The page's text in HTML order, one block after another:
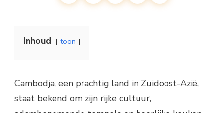
Inhoud toon
Cambodja, een prachtig land in Zuidoost-Azië,
staat bekend om zijn rijke cultuur,